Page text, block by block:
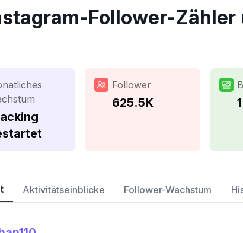
Follower-
Follower
625.5K
Aktivitätseinblicke Follower-Wachstum